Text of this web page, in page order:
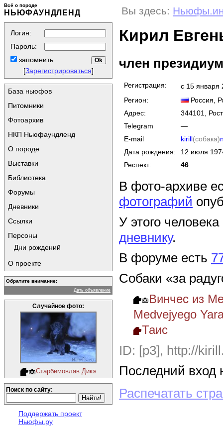
Всё о породе
НЬЮФАУНДЛЕНД
Логин:
Пароль:
запомнить
[Зарегистрироваться]
База ньюфов
Питомники
Фотоархив
НКП Ньюфаундленд
О породе
Выставки
Библиотека
Форумы
Дневники
Ссылки
Персоны
Дни рождений
О проекте
Обратите внимание:
Дать объявление
Случайное фото:
Старбимовлав Дикэ
Поиск по сайту:
Поддержать проект
Ньюфы.ру
Вы здесь:
Кирил
член
Регистрация:
с 15 января
Регион:
Россия ,
Адрес:
344101,
Telegram
—
E-mail
kirill(собака)
Дата рождения:
12 июля
Респект:
46
В фото-архиве
фотографий
У этого
дневнику.
В форуме есть
Собаки «за
Винчес из
Medvejyego
Таис
ID: [p3], http://
Последний вход
Распечатать